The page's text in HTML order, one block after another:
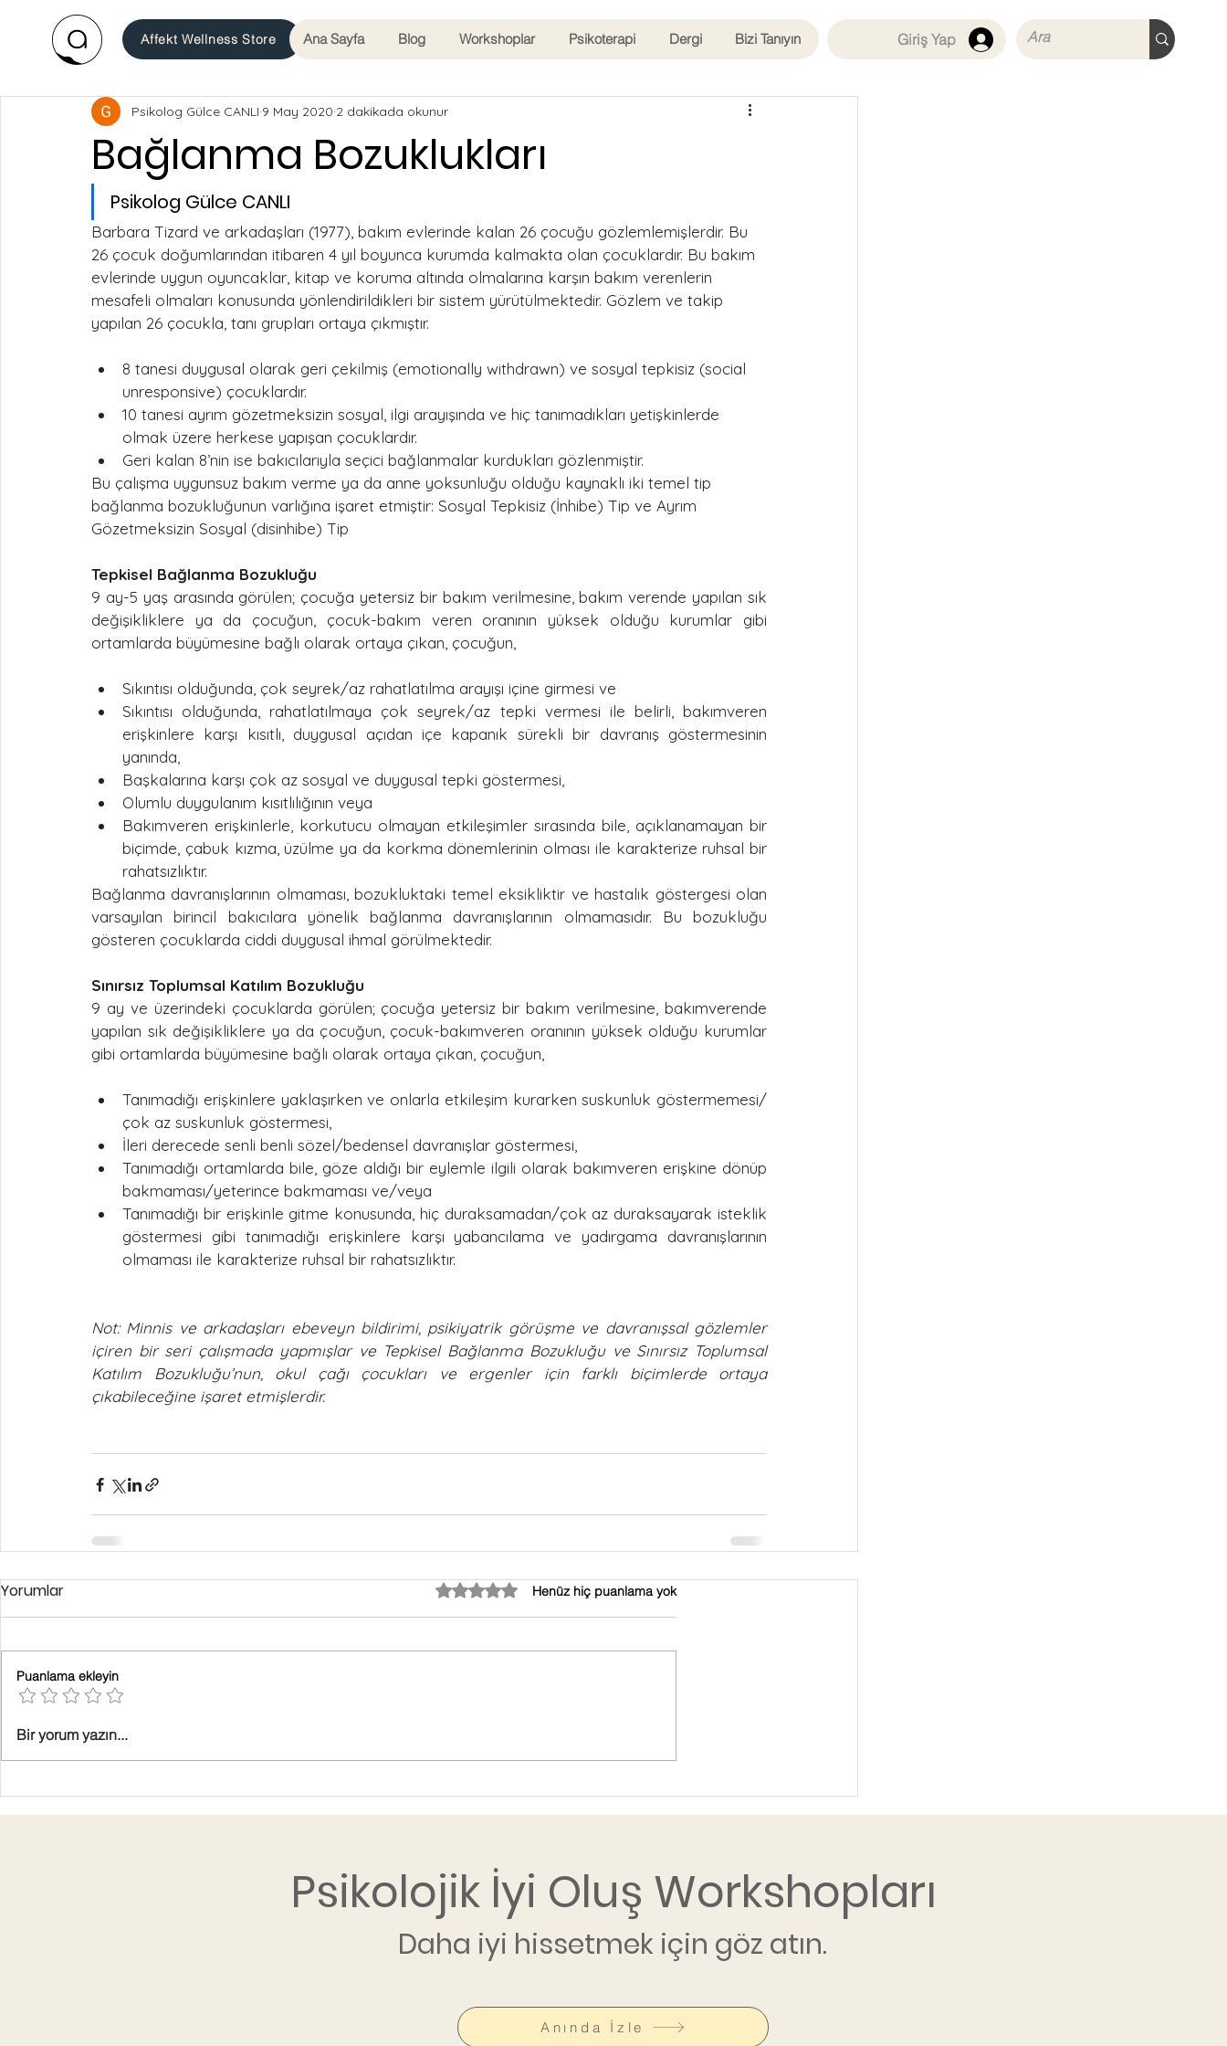
Affekt Wellness Store Ana Sayfa Blog Workshoplar Psikoterapi Dergi Bizi Tanıyın Giriş Yap
Bağlanma Bozuklukları
Psikolog Gülce CANLI 9 May 2020 2 dakikada okunur
Psikolog Gülce CANLI
Barbara Tizard ve arkadaşları (1977), bakım evlerinde kalan 26 çocuğu gözlemlemişlerdir. Bu
26 çocuk doğumlarından itibaren 4 yıl boyunca kurumda kalmakta olan çocuklardır. Bu bakım
evlerinde uygun oyuncaklar, kitap ve koruma altında olmalarına karşın bakım verenlerin
mesafeli olmaları konusunda yönlendirildikleri bir sistem yürütülmektedir. Gözlem ve takip
yapılan 26 çocukla, tanı grupları ortaya çıkmıştır.
8 tanesi duygusal olarak geri çekilmiş (emotionally withdrawn) ve sosyal tepkisiz (social
unresponsive) çocuklardır.
10 tanesi ayrım gözetmeksizin sosyal, ilgi arayışında ve hiç tanımadıkları yetişkinlerde
olmak üzere herkese yapışan çocuklardır.
Geri kalan 8’nin ise bakıcılarıyla seçici bağlanmalar kurdukları gözlenmiştir.
Bu çalışma uygunsuz bakım verme ya da anne yoksunluğu olduğu kaynaklı iki temel tip
bağlanma bozukluğunun varlığına işaret etmiştir: Sosyal Tepkisiz (İnhibe) Tip ve Ayrım
Gözetmeksizin Sosyal (disinhibe) Tip
Tepkisel Bağlanma Bozukluğu
9 ay-5 yaş arasında görülen; çocuğa yetersiz bir bakım verilmesine, bakım verende yapılan sık
değişikliklere ya da çocuğun, çocuk-bakım veren oranının yüksek olduğu kurumlar gibi
ortamlarda büyümesine bağlı olarak ortaya çıkan, çocuğun,
Sıkıntısı olduğunda, çok seyrek/az rahatlatılma arayışı içine girmesi ve
Sıkıntısı olduğunda, rahatlatılmaya çok seyrek/az tepki vermesi ile belirli, bakımveren
erişkinlere karşı kısıtlı, duygusal açıdan içe kapanık sürekli bir davranış göstermesinin
yanında,
Başkalarına karşı çok az sosyal ve duygusal tepki göstermesi,
Olumlu duygulanım kısıtlılığının veya
Bakımveren erişkinlerle, korkutucu olmayan etkileşimler sırasında bile, açıklanamayan bir
biçimde, çabuk kızma, üzülme ya da korkma dönemlerinin olması ile karakterize ruhsal bir
rahatsızlıktır.
Bağlanma davranışlarının olmaması, bozukluktaki temel eksikliktir ve hastalık göstergesi olan
varsayılan birincil bakıcılara yönelik bağlanma davranışlarının olmamasıdır. Bu bozukluğu
gösteren çocuklarda ciddi duygusal ihmal görülmektedir.
Sınırsız Toplumsal Katılım Bozukluğu
9 ay ve üzerindeki çocuklarda görülen; çocuğa yetersiz bir bakım verilmesine, bakımverende
yapılan sık değişikliklere ya da çocuğun, çocuk-bakımveren oranının yüksek olduğu kurumlar
gibi ortamlarda büyümesine bağlı olarak ortaya çıkan, çocuğun,
Tanımadığı erişkinlere yaklaşırken ve onlarla etkileşim kurarken suskunluk göstermemesi/
çok az suskunluk göstermesi,
İleri derecede senli benli sözel/bedensel davranışlar göstermesi,
Tanımadığı ortamlarda bile, göze aldığı bir eylemle ilgili olarak bakımveren erişkine dönüp
bakmaması/yeterince bakmaması ve/veya
Tanımadığı bir erişkinle gitme konusunda, hiç duraksamadan/çok az duraksayarak isteklik
göstermesi gibi tanımadığı erişkinlere karşı yabancılama ve yadırgama davranışlarının
olmaması ile karakterize ruhsal bir rahatsızlıktır.
Not: Minnis ve arkadaşları ebeveyn bildirimi, psikiyatrik görüşme ve davranışsal gözlemler
içiren bir seri çalışmada yapmışlar ve Tepkisel Bağlanma Bozukluğu ve Sınırsız Toplumsal
Katılım Bozukluğu’nun, okul çağı çocukları ve ergenler için farklı biçimlerde ortaya
çıkabileceğine işaret etmişlerdir.
Yorumlar 5 üzerinden 0 yıldızHenüz hiç puanlama yok
Puanlama ekleyin
Bir yorum yazın...
Psikolojik İyi Oluş Workshopları
Daha iyi hissetmek için göz atın.
Anında İzle